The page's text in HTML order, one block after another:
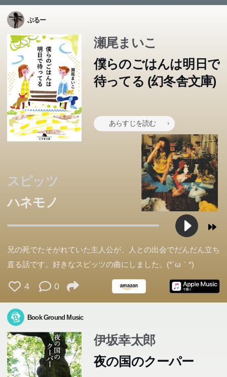
ぶるー
瀬尾まいこ
僕らのごはんは明日で
待ってる (幻冬舎文庫)
あらすじを読む
スピッツ
ハネモノ
兄の死でたそがれていた主人公が、人との出会でだんだん立ち
直る話です。好きなスピッツの曲にしました。(*´ω｀*)
4 0
Book Ground Music
伊坂幸太郎
夜の国のクーパー